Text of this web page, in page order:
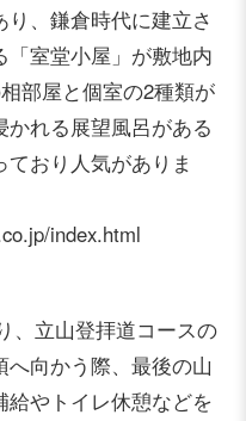
、鎌倉時代に建立さ
室堂小屋」が敷地内
部屋と個室の2種類が
れる展望風呂がある
おり人気がありま
index.html
、立山登拝道コースの
向かう際、最後の山
やトイレ休憩などを